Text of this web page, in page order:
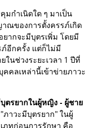
มกำเนิดใด ๆ มาเป็น
ณของการตั้งครรภ์เกิด
ากจะมีบุตรเพิ่ม โดยมี
ภ์อีกครั้ง แต่ก็ไม่มี
นช่วงระยะเวลา 1 ปีที่
คลเหล่านี้เข้าข่ายภาวะ
ตรยากในผู้หญิง - ผู้ชาย
ภาวะมีบุตรยาก" ในผู้
ภทก่อนการรักษา คือ